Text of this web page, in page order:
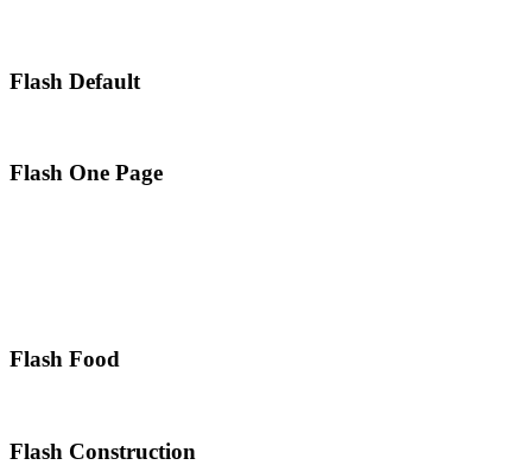
Flash Default
Flash One Page
Flash Food
Flash Construction